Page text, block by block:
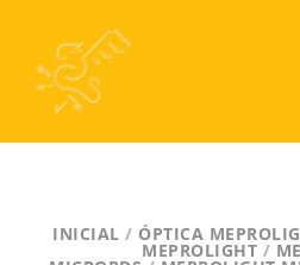
INICIAL / ÓPTICA
MEPROLIGHT /